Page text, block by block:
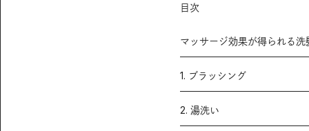
目次
マッサージ効果が得られる洗
1. ブラッシング
2. 湯洗い